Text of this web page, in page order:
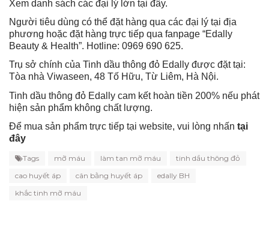
Xem danh sách các đại lý lớn tại đây.
Người tiêu dùng có thể đặt hàng qua các đại lý tại địa
phương hoặc đặt hàng trực tiếp qua fanpage “Edally
Beauty & Health”. Hotline: 0969 690 625.
Trụ sở chính của Tinh dầu thông đỏ Edally được đặt tại:
Tòa nhà Viwaseen, 48 Tố Hữu, Từ Liêm, Hà Nội.
Tinh dầu thông đỏ Edally cam kết hoàn tiền 200% nếu phát
hiện sản phẩm không chất lượng.
Để mua sản phẩm trực tiếp tại website, vui lòng nhấn tại
đây
Tags mỡ máu làm tan mỡ máu
tinh dầu thông đỏ
cao huyết áp
cân bằng huyết áp
edally BH
khắc tinh mỡ máu